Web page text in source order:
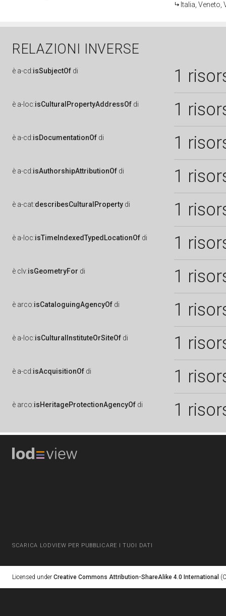
Italia, Veneto,
RELAZIONI INVERSE
è a-cd:isSubjectOf di 1
è a-loc:isCulturalPropertyAddressOf di 1
è a-cd:isDocumentationOf di 1
è a-cd:isAuthorshipAttributionOf di 1
è a-cat:describesCulturalProperty di 1
è a-loc:isTimeIndexedTypedLocationOf di 1
è clv:isGeometryFor di 1
è arco:isCataloguingAgencyOf di 1
è a-loc:isCulturalInstituteOrSiteOf di 1
è a-cd:isAcquisitionOf di 1
è arco:isHeritageProtectionAgencyOf di 1
SCARICA LODVIEW PER PUBBLICARE I TUOI DATI
Licensed under Creative Commons Attribution-ShareAlike 4.0 International